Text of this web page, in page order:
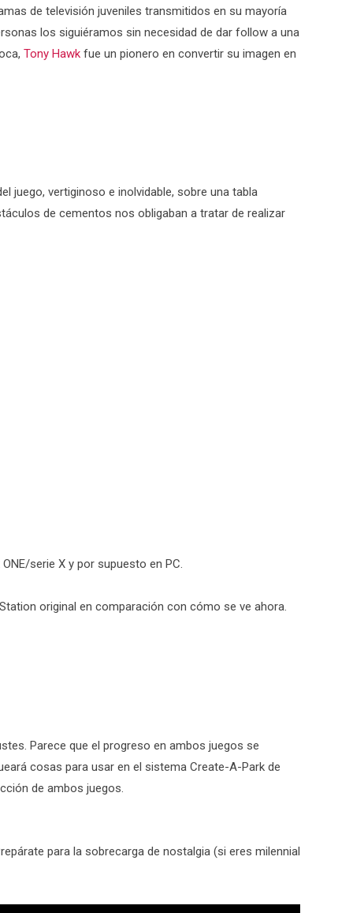
de televisión juveniles transmitidos en su mayoría
los siguiéramos sin necesidad de dar follow a una
Tony Hawk fue un pionero en convertir su imagen en
juego, vertiginoso e inolvidable, sobre una tabla
de cementos nos obligaban a tratar de realizar
serie X y por supuesto en PC.
original en comparación con cómo se ve ahora.
Parece que el progreso en ambos juegos se
cosas para usar en el sistema Create-A-Park de
de ambos juegos.
para la sobrecarga de nostalgia (si eres milennial